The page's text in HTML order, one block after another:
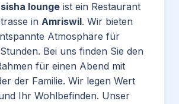
lounge ist ein Restaurant
in Amriswil. Wir bieten
Atmosphäre für
Bei uns finden Sie den
für einen Abend mit
der Familie. Wir legen Wert
Ihr Wohlbefinden. Unser